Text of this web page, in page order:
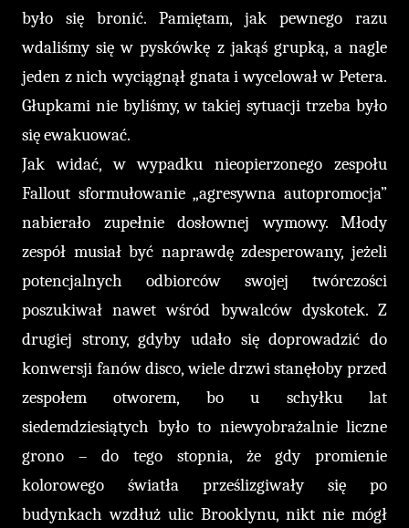
było się bronić. Pamiętam, jak pewnego razu
wdaliśmy się w pyskówkę z jakąś grupką, a nagle
jeden z nich wyciągnął gnata i wycelował w Petera.
Głupkami nie byliśmy, w takiej sytuacji trzeba było
się ewakuować.
Jak widać, w wypadku nieopierzonego zespołu
Fallout sformułowanie „agresywna autopromocja”
nabierało zupełnie dosłownej wymowy. Młody
zespół musiał być naprawdę zdesperowany, jeżeli
potencjalnych odbiorców swojej twórczości
poszukiwał nawet wśród bywalców dyskotek. Z
drugiej strony, gdyby udało się doprowadzić do
konwersji fanów disco, wiele drzwi stanęłoby przed
zespołem otworem, bo u schyłku lat
siedemdziesiątych było to niewyobrażalnie liczne
grono – do tego stopnia, że gdy promienie
kolorowego światła prześlizgiwały się po
budynkach wzdłuż ulic Brooklynu, nikt nie mógł